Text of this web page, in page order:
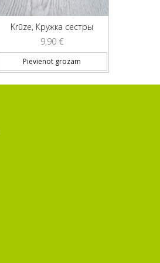
Krūze, Кружка сестры
9,90 €
Pievienot grozam